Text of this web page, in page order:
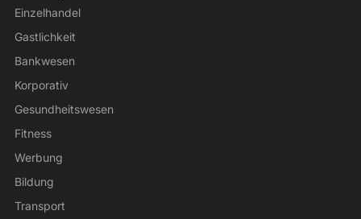
Einzelhandel
Gastlichkeit
Bankwesen
Korporativ
Gesundheitswesen
Fitness
Werbung
Bildung
Transport